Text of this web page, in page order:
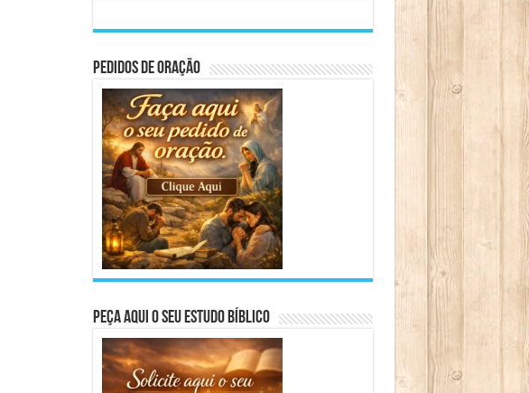
Pedidos de Oração
Peça aqui o seu Estudo Bíblico